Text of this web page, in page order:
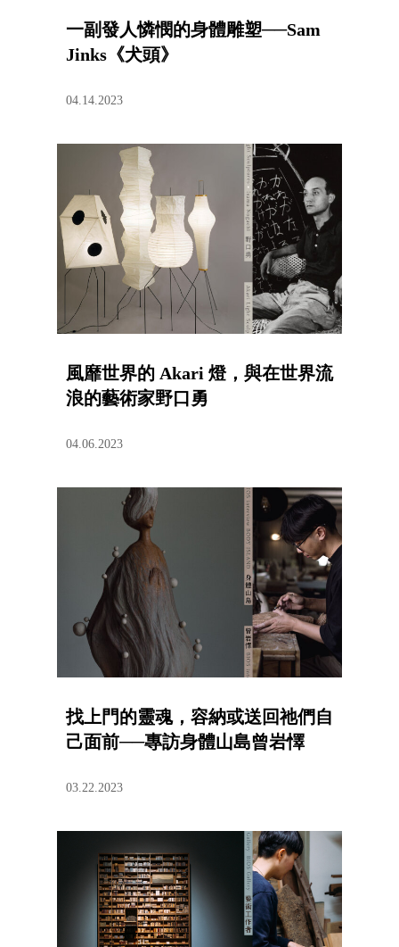
一副發人憐憫的身體雕塑──Sam
Jinks《犬頭》
04.14.2023
風靡世界的 Akari 燈，與在世界流
浪的藝術家野口勇
04.06.2023
找上門的靈魂，容納或送回祂們自
己面前──專訪身體山島曾岩懌
03.22.2023